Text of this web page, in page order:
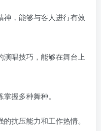
神，能够与客人进行有效
唱技巧，能够在舞台上
握多种舞种。
抗压能力和工作热情。